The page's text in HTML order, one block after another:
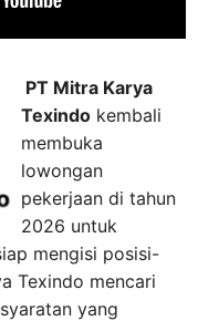
PT Mitra Karya
Texindo kembali
membuka
lowongan
pekerjaan di tahun
2026 untuk
mengisi posisi-
Texindo mencari
yang